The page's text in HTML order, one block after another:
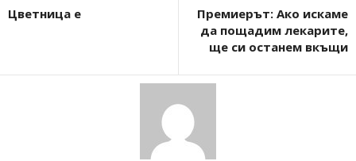
Цветница е
Премиерът: Ако искаме
да пощадим лекарите,
ще си останем вкъщи